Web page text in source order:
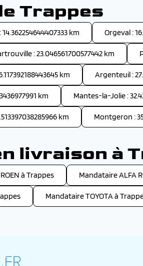
Trappes
km Orgeval :
: 23.046561700577442 km
km Argenteuil :
km Mantes-la-Jolie :
km Montgeron :
livraison à
à Trappes Mandataire ALFA
Mandataire TOYOTA à